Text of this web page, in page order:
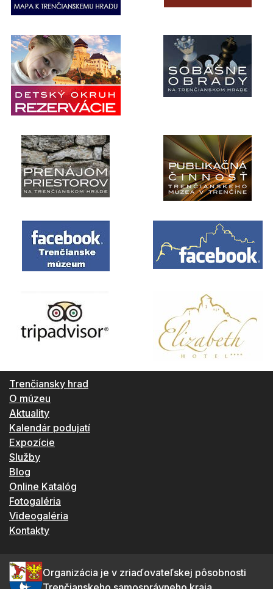
Trenčiansky hrad
O múzeu
Aktuality
Kalendár podujatí
Expozície
Služby
Blog
Online Katalóg
Fotogaléria
Videogaléria
Kontakty
Organizácia je v zriaďovateľskej pôsobnosti